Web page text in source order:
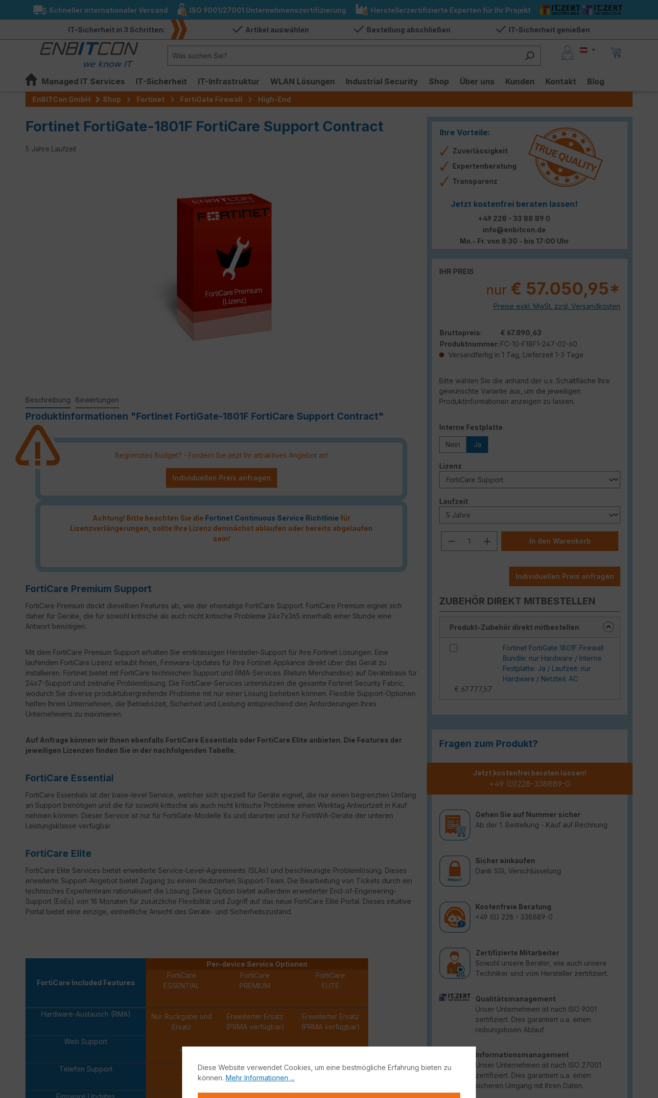
Zur Hauptnavigation springen
Schneller internationaler Versand ISO 9001/27001 Unternehmenszertifizierung Herstellerzertifizierte Experten für Ihr Projekt
IT-Sicherheit in 3 Schritten: Artikel auswählen Bestellung abschließen IT-Sicherheit genießen
Managed IT Services IT-Sicherheit IT-Infrastruktur WLAN Lösungen Industrial Security Shop Über uns Kunden Kontakt Blog
EnBITCon GmbH Shop Fortinet FortiGate Firewall High-End
Fortinet FortiGate-1801F FortiCare Support Contract
5 Jahre Laufzeit
Ihre Vorteile:
Zuverlässigkeit
Expertenberatung
Transparenz
Jetzt kostenfrei beraten lassen!
+49 228 - 33 88 89 0
info@enbitcon.de
Mo.- Fr. von 8:30 - bis 17:00 Uhr
IHR PREIS
nur € 57.050,95*
Preise exkl. MwSt. zzgl. Versandkosten
Bruttopreis:
€ 67.890,63
Produktnummer: FC-10-F18F1-247-02-60
Versandfertig in 1 Tag, Lieferzeit 1-3 Tage
Bitte wählen Sie die anhand der u.s. Schaltfläche Ihre
gewünschte Variante aus, um die jeweiligen
Produktinformationen anzeigen zu lassen.
Interne Festplatte
Nein Ja
Lizenz
Laufzeitauswählen
Produkt Anzahl: Gib den
In den Warenkorb
Individuellen Preis anfragen
ZUBEHÖR DIREKT MITBESTELLEN
Produkt-Zubehör direkt mitbestellen
Fortinet FortiGate 1801F Firewall
Bundle: nur Hardware / Interne
Festplatte: Ja / Laufzeit: nur
Hardware / Netzteil: AC
€ 67.777,57
Fragen zum Produkt?
Jetzt kostenfrei beraten lassen!
+49 (0)228-338889-0
Gehen Sie auf Nummer sicher
Ab der 1. Bestellung - Kauf auf Rechnung
Sicher einkaufen
Dank SSL Verschlüsselung
Kostenfreie Beratung
+49 (0) 228 - 338889-0
Zertifizierte Mitarbeiter
Sowohl unsere Berater, wie auch unsere
Techniker sind vom Hersteller zertifiziert.
Qualitätsmanagement
Unser Unternehmen ist nach ISO 9001
zertifiziert. Dies garantiert u.a. einen
reibungslosen Ablauf.
Informationsmanagement
Unser Unternehmen ist nach ISO 27001
zertifiziert. Dies garantiert u.a. einen
sicheren Umgang mit Ihren Daten.
Beschreibung Bewertungen
Produktinformationen "Fortinet FortiGate-1801F FortiCare Support Contract"
Begrenztes Budget? - Fordern Sie jetzt Ihr attraktives Angebot an!
Individuellen Preis anfragen
Achtung! Bitte beachten Sie die Fortinet Continuous Service Richtlinie für
Lizenzverlängerungen, sollte Ihre Lizenz demnächst ablaufen oder bereits abgelaufen
sein!
FortiCare Premium Support
FortiCare Premium deckt dieselben Features ab, wie der ehemalige FortiCare Support. FortiCare Premium eignet sich
daher für Geräte, die für sowohl kritische als auch nicht kritische Probleme 24x7x365 innerhalb einer Stunde eine
Antwort benötigen.
Mit dem FortiCare Premium Support erhalten Sie erstklassigen Hersteller-Support für Ihre Fortinet Lösungen. Eine
laufenden FortiCare Lizenz erlaubt Ihnen, Firmware-Updates für Ihre Fortinet Appliance direkt über das Gerät zu
installieren. Fortinet bietet mit FortiCare technischen Support und RMA-Services (Return Merchandise) auf Gerätebasis für
24x7-Support und zeitnahe Problemlösung. Die FortiCare-Services unterstützen die gesamte Fortinet Security Fabric,
wodurch Sie diverse produktübergreifende Probleme mit nur einer Lösung beheben können. Flexible Support-Optionen
helfen Ihrem Unternehmen, die Betriebszeit, Sicherheit und Leistung entsprechend den Anforderungen Ihres
Unternehmens zu maximieren.
Auf Anfrage können wir Ihnen ebenfalls FortiCare Essentials oder FortiCare Elite anbieten. Die Features der
jeweiligen Lizenzen finden Sie in der nachfolgenden Tabelle.
FortiCare Essential
FortiCare Essentials ist der base-level Service, welcher sich speziell für Geräte eignet, die nur einen begrenzten Umfang
an Support benötigen und die für sowohl kritische als auch nicht kritische Probleme einen Werktag Antwortzeit in Kauf
nehmen können. Dieser Service ist nur für FortiGate-Modelle 8x und darunter und für FortiWifi-Geräte der unteren
Leistungsklasse verfügbar.
FortiCare Elite
FortiCare Elite Services bietet erweiterte Service-Level-Agreements (SLAs) und beschleunigte Problemlösung. Dieses
erweiterte Support-Angebot bietet Zugang zu einem dedizierten Support-Team. Die Bearbeitung von Tickets durch ein
technisches Expertenteam rationalisiert die Lösung. Diese Option bietet außerdem erweiterter End-of-Engineering-
Support (EoEs) von 18 Monaten für zusätzliche Flexibilität und Zugriff auf das neue FortiCare Elite Portal. Dieses intuitive
Portal bietet eine einzige, einheitliche Ansicht des Geräte- und Sicherheitszustand.
FortiCare Included Features
Per-device Service Optionen
FortiCare
ESSENTIAL
FortiCare
PREMIUM
FortiCare
ELITE
Hardware-Austausch (RMA)
Nur Rückgabe und
Ersatz
Erweiterter Ersatz
(PRMA verfügbar)
Erweiterter Ersatz
(PRMA verfügbar)
Web Support
✓
✓ ✓
Telefon Support
-
✓
Firmware Updates
Diese Website verwendet Cookies, um eine bestmögliche Erfahrung bieten zu
können. Mehr Informationen ...